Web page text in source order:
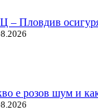
– Пловдив
е розов шум и